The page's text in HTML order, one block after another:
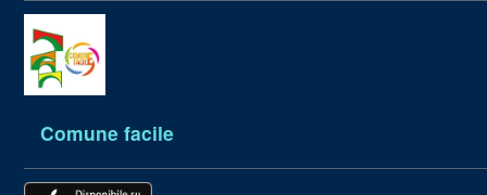
Comune facile